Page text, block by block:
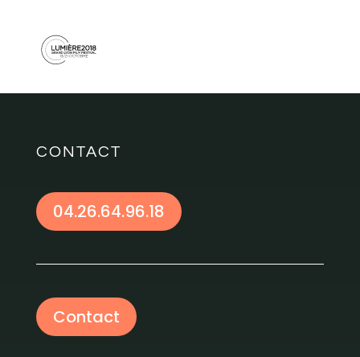
CONTACT
04.26.64.96.18
Contact